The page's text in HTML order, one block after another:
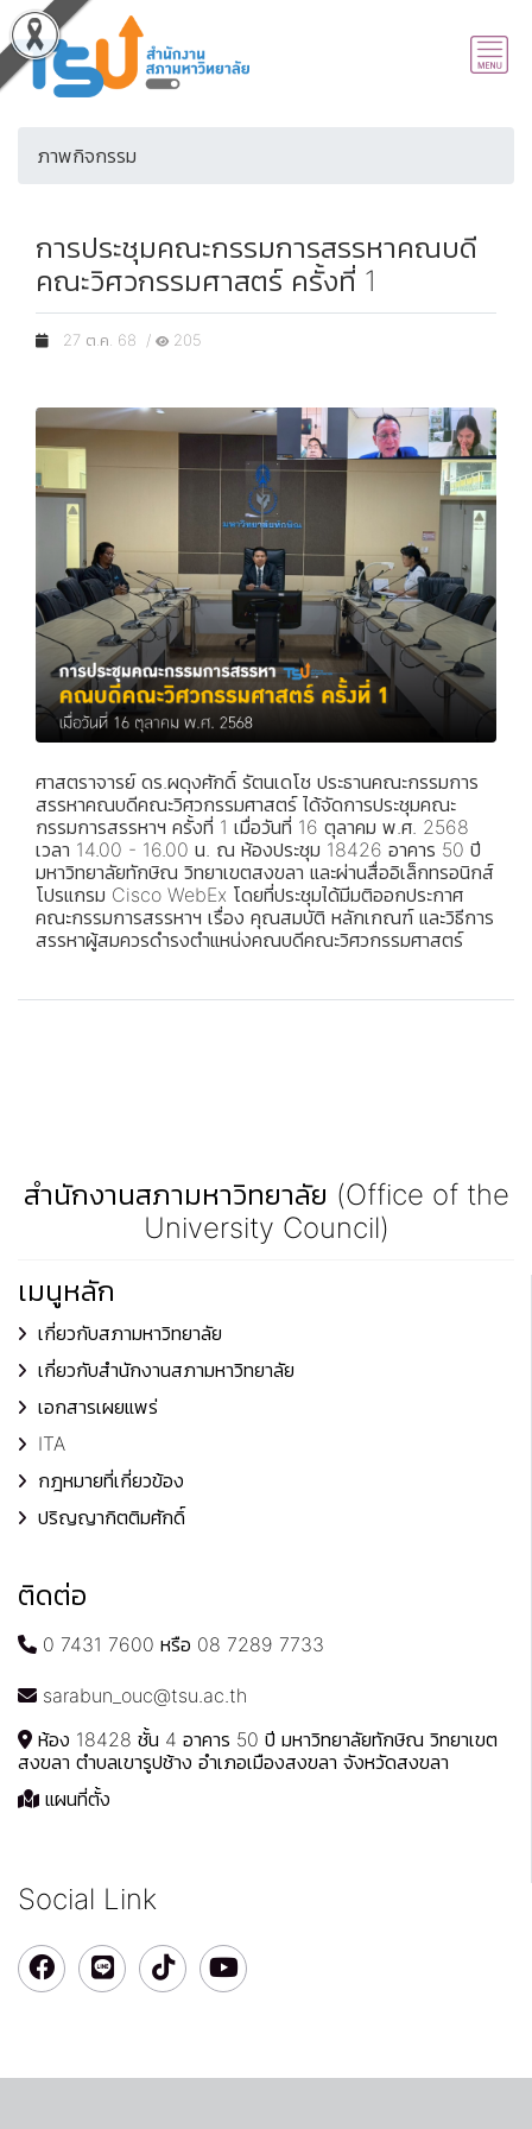
ภาพกิจกรรม
การประชุมคณะกรรมการสรรหาคณบดี
คณะวิศวกรรมศาสตร์ ครั้งที่ 1
27 ต.ค. 68 / 205
ศาสตราจารย์ ดร.ผดุงศักดิ์ รัตนเดโช ประธานคณะกรรมการ
สรรหาคณบดีคณะวิศวกรรมศาสตร์ ได้จัดการประชุมคณะ
กรรมการสรรหาฯ ครั้งที่ 1 เมื่อวันที่ 16 ตุลาคม พ.ศ. 2568
เวลา 14.00 - 16.00 น. ณ ห้องประชุม 18426 อาคาร 50 ปี
มหาวิทยาลัยทักษิณ วิทยาเขตสงขลา และผ่านสื่ออิเล็กทรอนิกส์
โปรแกรม Cisco WebEx โดยที่ประชุมได้มีมติออกประกาศ
คณะกรรมการสรรหาฯ เรื่อง คุณสมบัติ หลักเกณฑ์ และวิธีการ
สรรหาผู้สมควรดำรงตำแหน่งคณบดีคณะวิศวกรรมศาสตร์
สำนักงานสภามหาวิทยาลัย (Office of the
University Council)
เมนูหลัก
เกี่ยวกับสภามหาวิทยาลัย
เกี่ยวกับสำนักงานสภามหาวิทยาลัย
เอกสารเผยแพร่
ITA
กฎหมายที่เกี่ยวข้อง
ปริญญากิตติมศักดิ์
ติดต่อ
0 7431 7600 หรือ 08 7289 7733
sarabun_ouc@tsu.ac.th
ห้อง 18428 ชั้น 4 อาคาร 50 ปี มหาวิทยาลัยทักษิณ วิทยาเขต
สงขลา ตำบลเขารูปช้าง อำเภอเมืองสงขลา จังหวัดสงขลา
แผนที่ตั้ง
Social Link